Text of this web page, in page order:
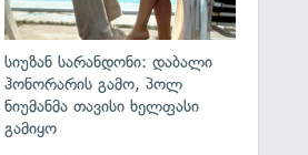
სიუზან სარანდონი: დაბალი
ჰონორარის გამო, პოლ
ნიუმანმა თავისი ხელფასი
გამიყო